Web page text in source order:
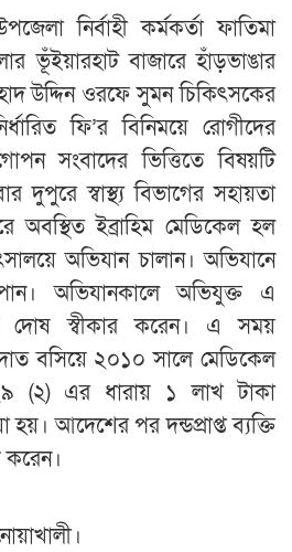
নির্বাহী কর্মকর্তা ফাতিমা
ভূঁইয়ারহাট বাজারে হাঁড়ভাঙার
উদ্দিন ওরফে সুমন চিকিৎসকের
ফি’র বিনিময়ে রোগীদের
সংবাদের ভিত্তিতে বিষয়টি
দুপুরে স্বাস্থ্য বিভাগের সহায়তা
অবস্থিত ইব্রাহিম মেডিকেল হল
অভিযান চালান। অভিযানে
অভিযানকালে অভিযুক্ত এ
দোষ স্বীকার করেন। এ সময়
বসিয়ে ২০১০ সালে মেডিকেল
(২) এর ধারায় ১ লাখ টাকা
আদেশের পর দন্ডপ্রাপ্ত ব্যক্তি
করেন।